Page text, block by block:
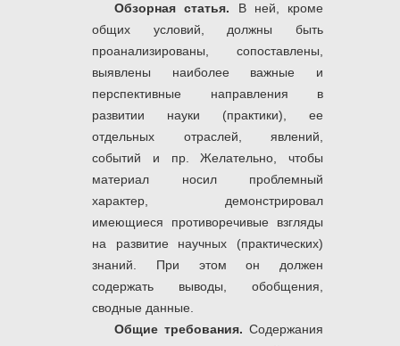
Обзорная статья. В ней, кроме
общих условий, должны быть
проанализированы, сопоставлены,
выявлены наиболее важные и
перспективные направления в
развитии науки (практики), ее
отдельных отраслей, явлений,
событий и пр. Желательно, чтобы
материал носил проблемный
характер, демонстрировал
имеющиеся противоречивые взгляды
на развитие научных (практических)
знаний. При этом он должен
содержать выводы, обобщения,
сводные данные.
Общие требования. Содержания